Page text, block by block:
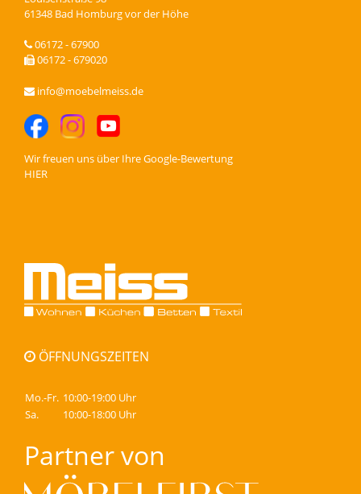
61348 Bad Homburg vor der Höhe
06172 - 67900
06172 - 679020
info@moebelmeiss.de
Wir freuen uns über IhreGoogle-Bewertung
HIER
ÖFFNUNGSZEITEN
Mo.-Fr. 10:00-19:00 Uhr
Sa.
10:00-18:00 Uhr
Partner von